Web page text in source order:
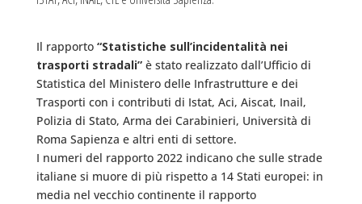
Il rapporto “Statistiche sull’incidentalità nei
trasporti stradali”è stato realizzato dall’Ufficio di
Statistica del Ministero delle Infrastrutture e dei
Trasporti con i contributi di Istat, Aci, Aiscat, Inail,
Polizia di Stato, Arma dei Carabinieri, Università di
Roma Sapienza e altri enti di settore.
I numeri del rapporto 2022 indicano che sulle strade
italiane si muore di più rispetto a 14 Stati europei: in
media nel vecchio continente il rapporto